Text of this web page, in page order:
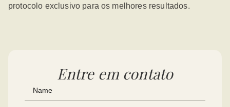
protocolo exclusivo para os melhores resultados.
Entre em contato